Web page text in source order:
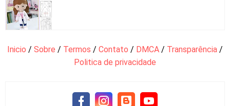
Inicio / Sobre / Termos / Contato / DMCA / Transparência /
Politica de privacidade